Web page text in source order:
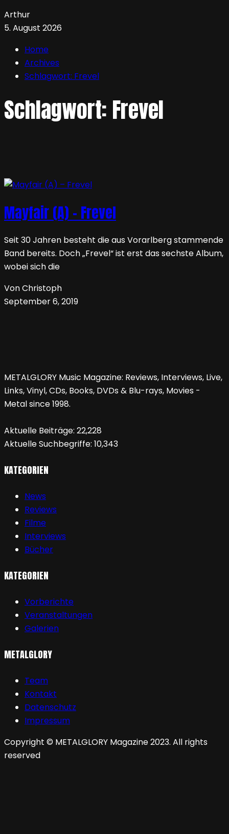
Arthur
5. August 2026
Home
Archives
Schlagwort: Frevel
Schlagwort: Frevel
Mayfair (A) – Frevel
Seit 30 Jahren besteht die aus Vorarlberg stammende
Band bereits. Doch „Frevel“ ist erst das sechste Album,
wobei sich die
Von Christoph
September 6, 2019
METALGLORY Music Magazine: Reviews, Interviews, Live,
Links, Vinyl, CDs, Books, DVDs & Blu-rays, Movies -
Metal since 1998.
Aktuelle Beiträge: 22,228
Aktuelle Suchbegriffe: 10,343
KATEGORIEN
News
Reviews
Filme
Interviews
Bücher
KATEGORIEN
Vorberichte
Veranstaltungen
Galerien
METALGLORY
Team
Kontakt
Datenschutz
Impressum
Copyright © METALGLORY Magazine 2023. All rights
reserved